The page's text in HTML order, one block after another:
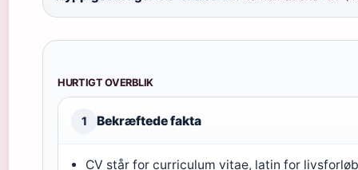
HURTIGT OVERBLIK
1 Bekræftede fakta
CV står for curriculum vitae, latin for